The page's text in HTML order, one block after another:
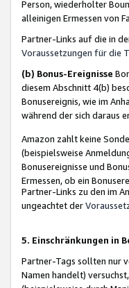
Person, wiederholter
alleinigen Ermessen von
Partner-Links auf die in
Voraussetzungen für die
(b) Bonus-Ereignisse
diesem Abschnitt 4(b)
Bonusereignis, wie im
während der sich daraus
Amazon zahlt keine
(beispielsweise
Bonusereignisse und
Ermessen, ob ein
Partner-Links zu den im
ungeachtet der
5. Einschränkungen in
Partner-Tags sollten nur
Namen handelt)